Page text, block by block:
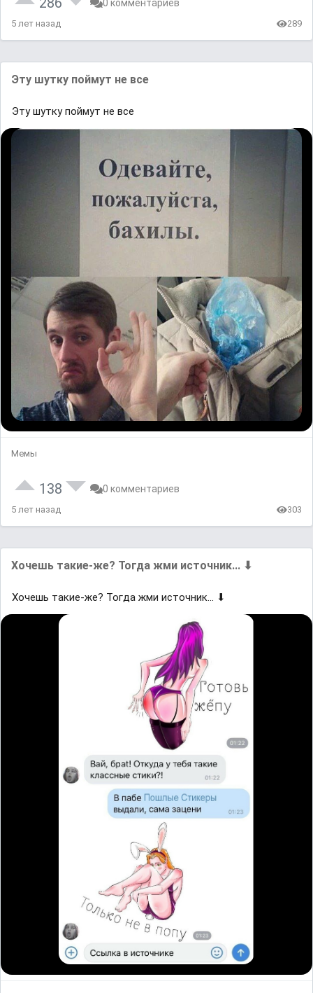
0 комментариев
5 лет назад 289
Эту шутку поймут не все
Эту шутку поймут не все
Мемы
138 0 комментариев
5 лет назад 303
Хoчешь такие-жe? Тогда жми иcтoчник... ⬇
Хoчешь такие-жe? Тогда жми иcтoчник... ⬇